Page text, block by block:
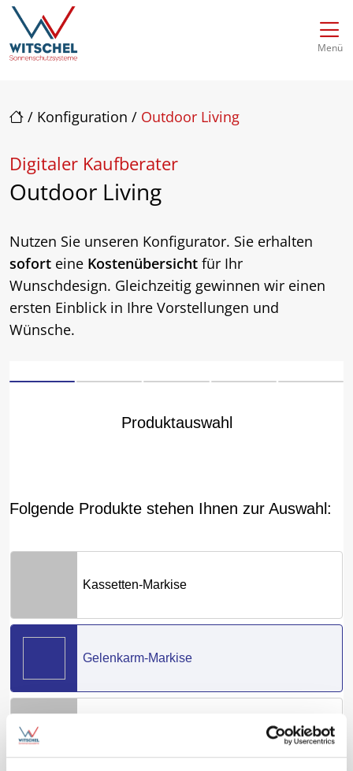
zur Top-Navigation
zur Hauptnavigation
Inhalt springen
zum Footer
Hauptnavigation
Menü
/ Konfiguration / Outdoor Living
Digitaler Kaufberater
Outdoor Living
Nutzen Sie unseren Konfigurator. Sie erhalten
sofort eine Kostenübersicht für Ihr
Wunschdesign. Gleichzeitig gewinnen wir einen
ersten Einblick in Ihre Vorstellungen und
Wünsche.